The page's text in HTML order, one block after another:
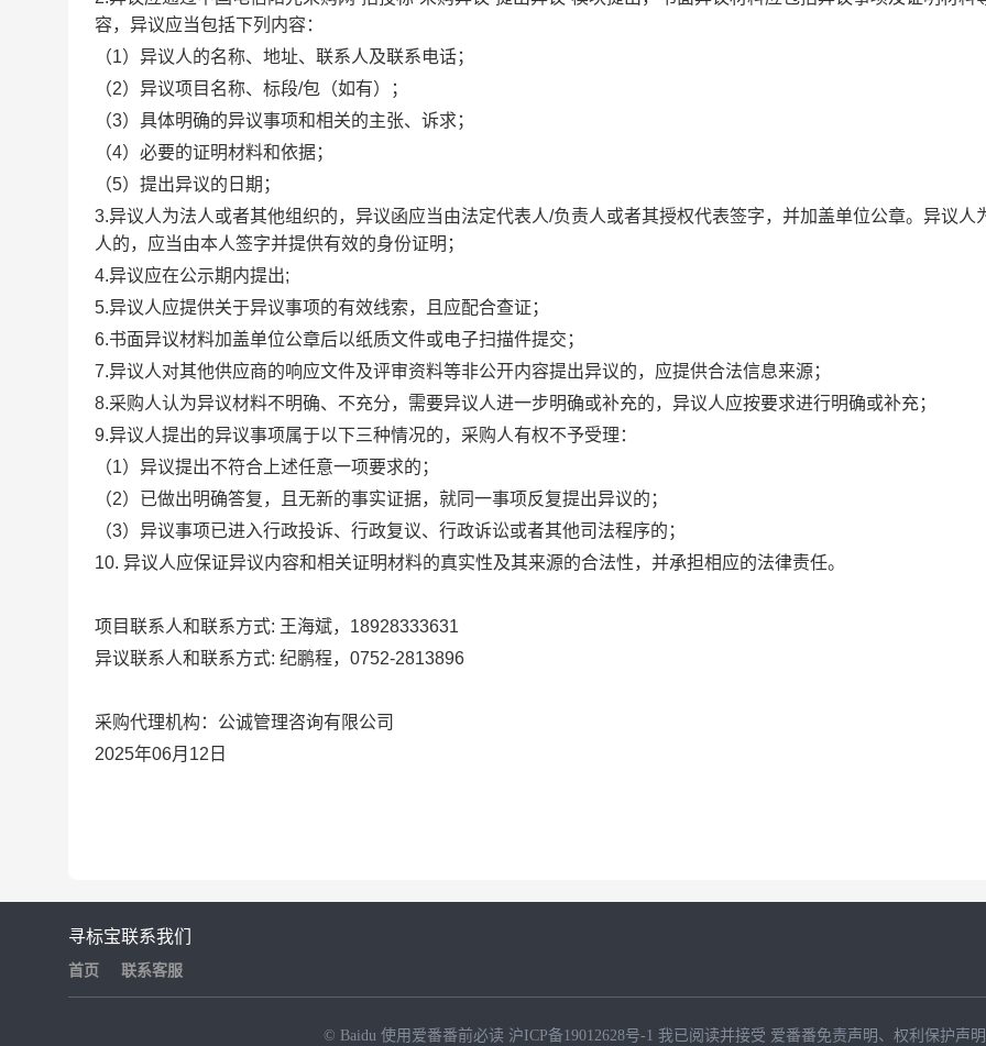
容，异议应当包括下列内容：
（1）异议人的名称、地址、联系人及联系电话；
（2）异议项目名称、标段/包（如有）；
（3）具体明确的异议事项和相关的主张、诉求；
（4）必要的证明材料和依据；
（5）提出异议的日期；
3.异议人为法人或者其他组织的，异议函应当由法定代表人/负责人或者其授权代表签字，并加盖单位公章。异议人
人的，应当由本人签字并提供有效的身份证明；
4.异议应在公示期内提出;
5.异议人应提供关于异议事项的有效线索，且应配合查证；
6.书面异议材料加盖单位公章后以纸质文件或电子扫描件提交；
7.异议人对其他供应商的响应文件及评审资料等非公开内容提出异议的，应提供合法信息来源；
8.采购人认为异议材料不明确、不充分，需要异议人进一步明确或补充的，异议人应按要求进行明确或补充；
9.异议人提出的异议事项属于以下三种情况的，采购人有权不予受理：
（1）异议提出不符合上述任意一项要求的；
（2）已做出明确答复，且无新的事实证据，就同一事项反复提出异议的；
（3）异议事项已进入行政投诉、行政复议、行政诉讼或者其他司法程序的；
10. 异议人应保证异议内容和相关证明材料的真实性及其来源的合法性，并承担相应的法律责任。
项目联系人和联系方式: 王海斌，18928333631
异议联系人和联系方式: 纪鹏程，0752-2813896
采购代理机构：公诚管理咨询有限公司
2025年06月12日
寻标宝
首页
联系我们
联系客服
© Baidu 使用爱番番前必读 沪ICP备19012628号-1 我已阅读并接受 爱番番免责声明 、 权利保护声明